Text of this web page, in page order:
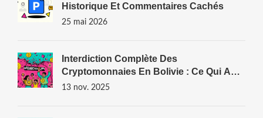
Historique Et Commentaires Cachés
25 mai 2026
Interdiction Complète Des
Cryptomonnaies En Bolivie : Ce Qui A
Changé En 2024-2025
13 nov. 2025